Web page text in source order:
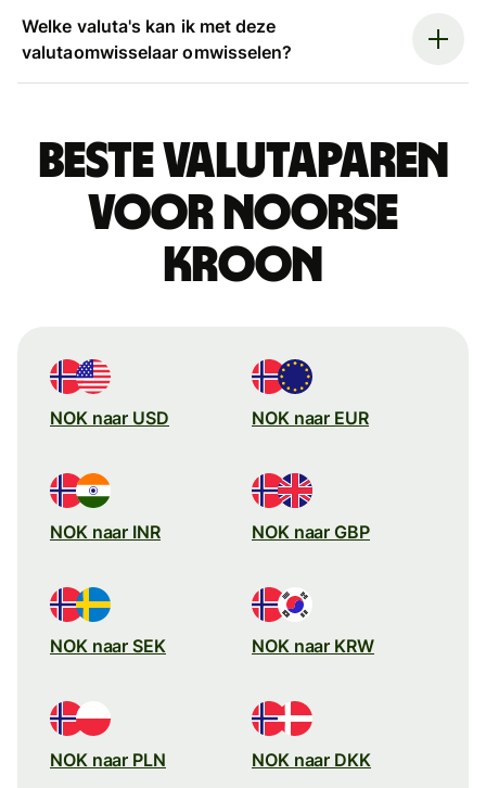
Welke valuta's kan ik met deze
valutaomwisselaar omwisselen?
Beste valutaparen
voor Noorse
kroon
NOK naar USD NOK naar EUR
NOK naar INR NOK naar GBP
NOK naar SEK NOK naar KRW
NOK naar PLN NOK naar DKK